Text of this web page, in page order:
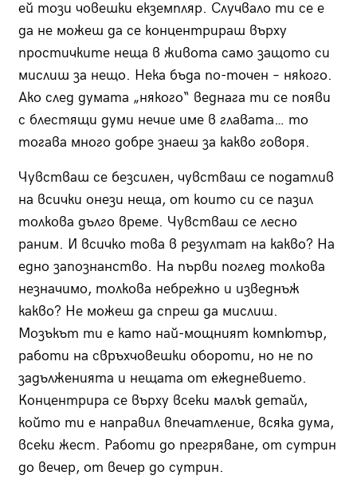
ей този човешки екземпляр. Случвало ти се е
да не можеш да се концентрираш върху
простичките неща в живота само защото си
мислиш за нещо. Нека бъда по-точен – някого.
Ако след думата „някого“ веднага ти се появи
с блестящи думи нечие име в главата… то
тогава много добре знаеш за какво говоря.
Чувстваш се безсилен, чувстваш се податлив
на всички онези неща, от които си се пазил
толкова дълго време. Чувстваш се лесно
раним. И всичко това в резултат на какво? На
едно запознанство. На първи поглед толкова
незначимо, толкова небрежно и изведнъж
какво? Не можеш да спреш да мислиш.
Мозъкът ти е като най-мощният компютър,
работи на свръхчовешки обороти, но не по
задълженията и нещата от ежедневието.
Концентрира се върху всеки малък детайл,
който ти е направил впечатление, всяка дума,
всеки жест. Работи до прегряване, от сутрин
до вечер, от вечер до сутрин.